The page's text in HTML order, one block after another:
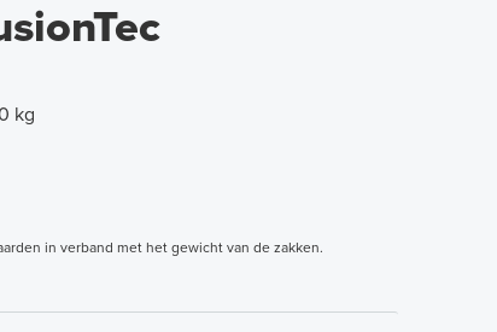
kg
in verband met het gewicht van de zakken.